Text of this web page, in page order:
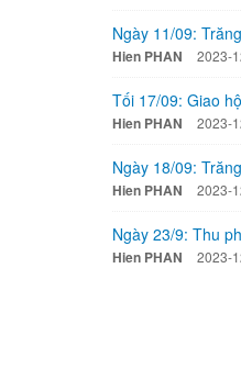
Ngày 11/09:
Hien PHAN 2023-
Tối 17/09: Giao
Hien PHAN 2023-
Ngày 18/09:
Hien PHAN 2023-
Ngày 23/9: Thu
Hien PHAN 2023-